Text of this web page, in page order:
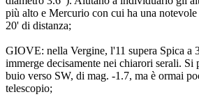
più alto e Mercurio con cui ha una
20' di distanza;
GIOVE: nella Vergine, l'11 supera Spica a
immerge decisamente nei chiarori serali. Si
buio verso SW, di mag. -1.7, ma è ormai
telescopio;